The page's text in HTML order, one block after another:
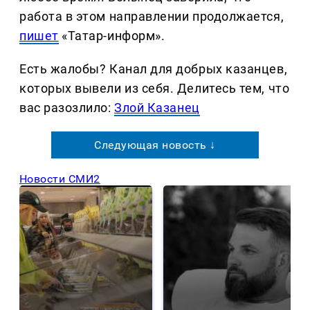
работа в этом направлении продолжается,
пишет «Татар-информ».
Есть жалобы? Канал для добрых казанцев,
которых вывели из себя. Делитеcь тем, что
вас разозлило:Злой Казанец
Следующая новость ↓
Новости СМИ2